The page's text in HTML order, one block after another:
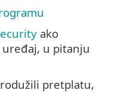
ako
u pitanju
pretplatu,